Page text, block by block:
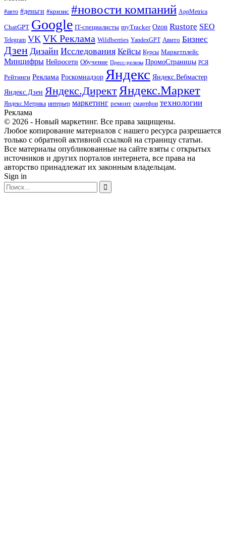
#авто #деньги #кризис #новости компаний AppMetrica
ChatGPT Google IT-специалисты myTracker Ozon Rustore SEO
Telegram VK VK Реклама Wildberries YandexGPT Авито Бизнес
Дзен Дизайн Исследования Кейсы Курсы Маркетплейс
Минцифры Нейросети Обучение Пресс-релизы ПромоСтраницы РСЯ
Рейтинги Реклама Роскомнадзор Яндекс Яндекс.Вебмастер
Яндекс.Дзен Яндекс.ДиректЯндекс.Маркет
Яндекс.Метрика интерьер маркетинг ремонт смартфон технологии
Реклама
© 2026 - Новый маркетинг. Все права защищены.
Любое копирование материалов с нашего ресурса разрешается
только с обратной активной ссылкой на страницу статьи.
Все материалы опубликованные на сайте взяты с открытых
источников и других порталов интернета, все права на
авторство принадлежат их законным владельцам.
Sign in